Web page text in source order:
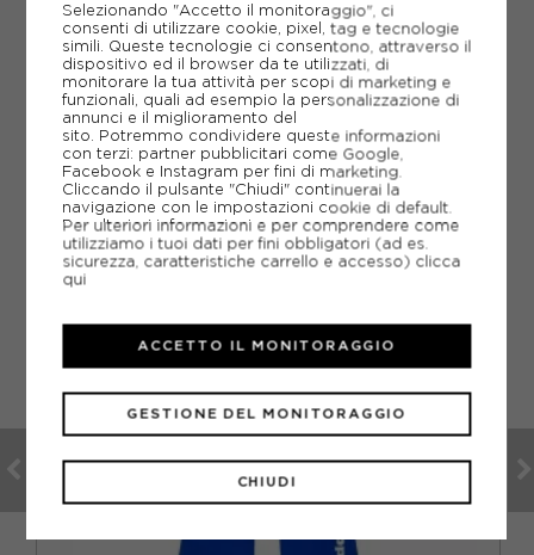
SCHEDA TECNICA
GUIDA ALLE TAGLIE
CONSIGLIATI DA NOI
Selezionando "Accetto il monitoraggio", ci
consenti di utilizzare cookie, pixel, tag e tecnologie
simili. Queste tecnologie ci consentono, attraverso il
dispositivo ed il browser da te utilizzati, di
monitorare la tua attività per scopi di marketing e
funzionali, quali ad esempio la personalizzazione di
annunci e il miglioramento del
sito. Potremmo condividere queste informazioni
con terzi: partner pubblicitari come Google,
Facebook e Instagram per fini di marketing.
Cliccando il pulsante "Chiudi" continuerai la
navigazione con le impostazioni cookie di default.
Per ulteriori informazioni e per comprendere come
utilizziamo i tuoi dati per fini obbligatori (ad es.
sicurezza, caratteristiche carrello e accesso) clicca
qui
CHIUDI
GESTIONE DEL MONITORAGGIO
ACCETTO IL MONITORAGGIO